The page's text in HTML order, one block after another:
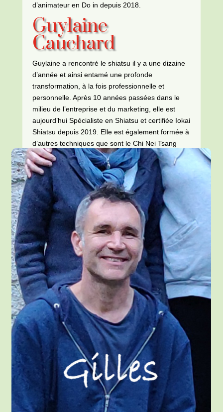
d’animateur en Do in depuis 2018.
Guylaine
Cauchard
Guylaine a rencontré le shiatsu il y a une dizaine
d’année et ainsi entamé une profonde
transformation, à la fois professionnelle et
personnelle. Après 10 années passées dans le
milieu de l’entreprise et du marketing, elle est
aujourd’hui Spécialiste en Shiatsu et certifiée Iokai
Shiatsu depuis 2019. Elle est également formée à
d’autres techniques que sont le Chi Nei Tsang
(massage profond du ventre) et la Réflexologie
(plantaire et cranio-faciale).